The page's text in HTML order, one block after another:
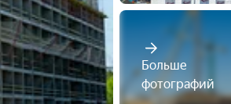
Больше
фотографий